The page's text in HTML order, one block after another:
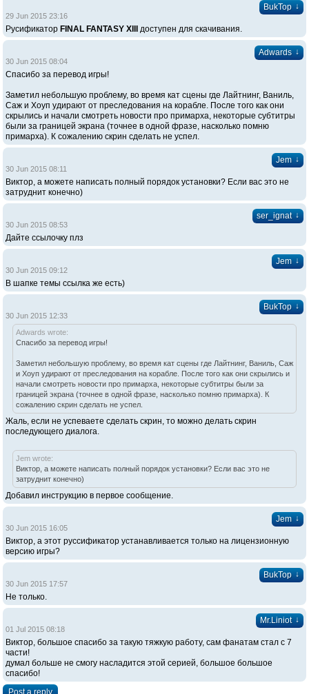
BukTop ↓
29 Jun 2015 23:16
Русификатор FINAL FANTASY XIII доступен для скачивания.
Adwards ↓
30 Jun 2015 08:04
Спасибо за перевод игры!
Заметил небольшую проблему, во время кат сцены где Лайтнинг, Ваниль,
Саж и Хоуп удирают от преследования на корабле. После того как они
скрылись и начали смотреть новости про примарха, некоторые субтитры
были за границей экрана (точнее в одной фразе, насколько помню
примарха). К сожалению скрин сделать не успел.
Jem ↓
30 Jun 2015 08:11
Виктор, а можете написать полный порядок установки? Если вас это не
затруднит конечно)
ser_ignat ↓
30 Jun 2015 08:53
Дайте ссылочку плз
Jem ↓
30 Jun 2015 09:12
В шапке темы ссылка же есть)
BukTop ↓
30 Jun 2015 12:33
Adwards wrote:
Спасибо за перевод игры!
Заметил небольшую проблему, во время кат сцены где Лайтнинг, Ваниль, Саж
и Хоуп удирают от преследования на корабле. После того как они скрылись и
начали смотреть новости про примарха, некоторые субтитры были за
границей экрана (точнее в одной фразе, насколько помню примарха). К
сожалению скрин сделать не успел.
Жаль, если не успеваете сделать скрин, то можно делать скрин
последующего диалога.
Jem wrote:
Виктор, а можете написать полный порядок установки? Если вас это не
затруднит конечно)
Добавил инструкцию в первое сообщение.
Jem ↓
30 Jun 2015 16:05
Виктор, а этот руссификатор устанавливается только на лицензионную
версию игры?
BukTop ↓
30 Jun 2015 17:57
Не только.
Mr.Liniot ↓
01 Jul 2015 08:18
Виктор, большое спасибо за такую тяжкую работу, сам фанатам стал с 7
части!
думал больше не смогу насладится этой серией, большое большое
спасибо!
Post a reply